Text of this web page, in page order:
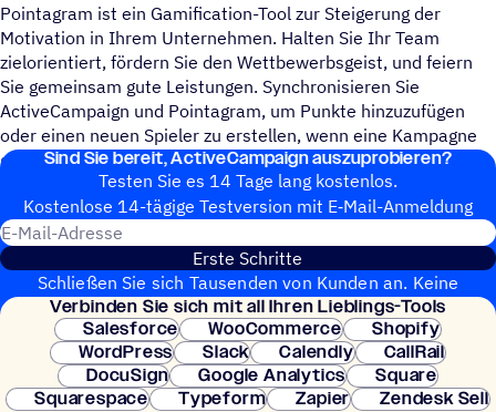
Pointagram ist ein Gamification-Tool zur Steigerung der
Motivation in Ihrem Unternehmen. Halten Sie Ihr Team
zielorientiert, fördern Sie den Wettbewerbsgeist, und feiern
Sie gemeinsam gute Leistungen. Synchronisieren Sie
ActiveCampaign und Pointagram, um Punkte hinzuzufügen
oder einen neuen Spieler zu erstellen, wenn eine Kampagne
geöffnet wird.
Sind Sie bereit, ActiveCampaign auszuprobieren?
Testen Sie es 14 Tage lang kostenlos.
Kosten­lose 14-tägige Test­ver­sion mit E‑Mail-Anmel­dung
Erste Schritte
Schließen Sie sich Tausenden von Kunden an. Keine
Kreditkarte erforderlich. Sofortige Einrichtung.
Verbin­den Sie sich mit all Ihren Lieblings-Tools
Salesforce
WooCommerce
Shopify
WordPress
Slack Calendly
CallRail
DocuSign
Google Analytics
Square
Squarespace
Typeform Zapier Zendesk Sell